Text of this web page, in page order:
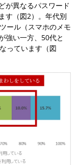
が異なるパスワード
す（図2）。年代別
ール（スマホのメモ
強い一方、50代と
っています（図